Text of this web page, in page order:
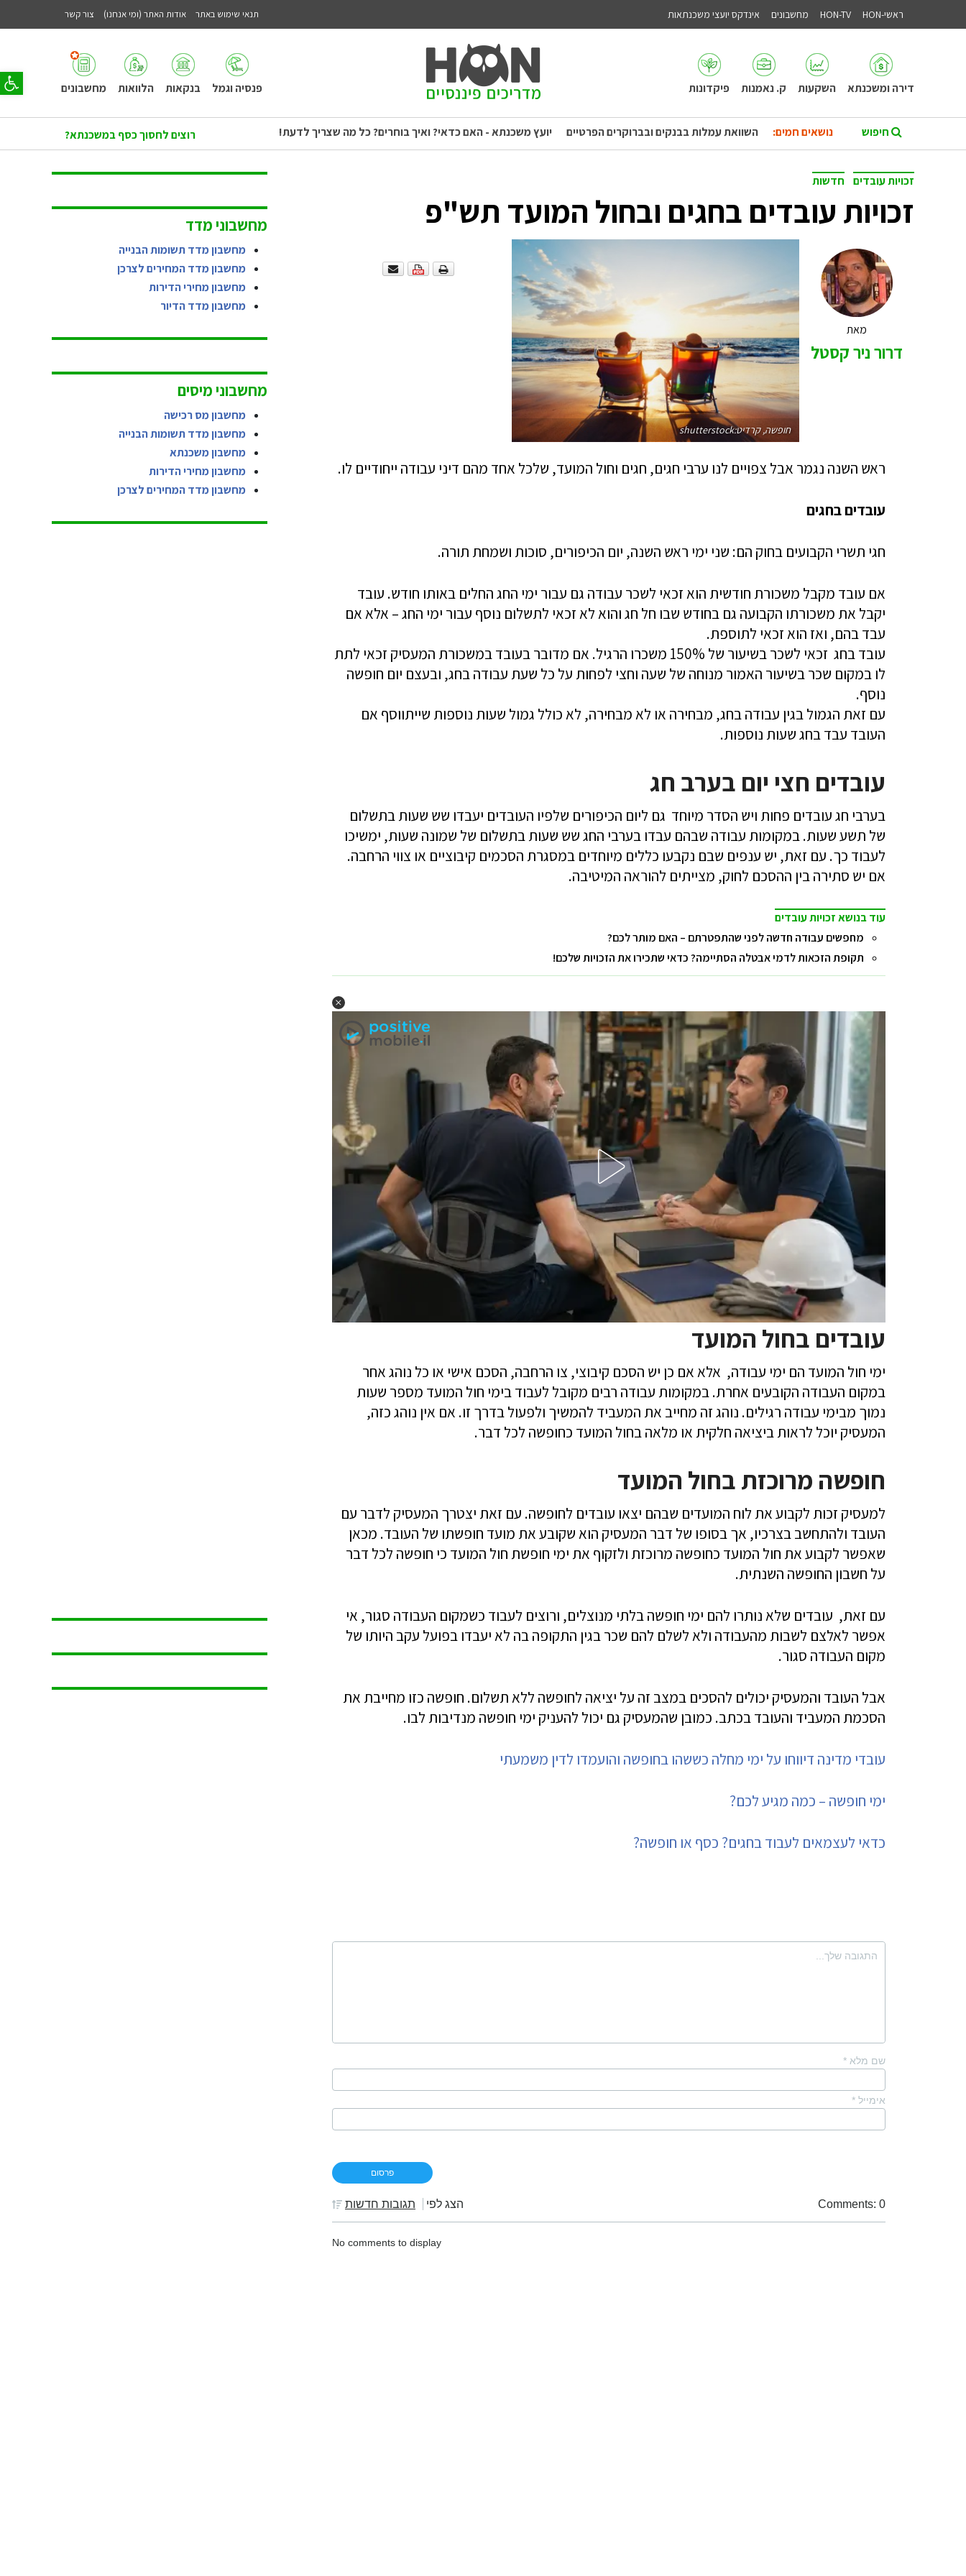
פתח
תנאי שימוש באתר אודות האתר (ומי אנחנו) צור קשר ראשי-HON HON-TV מחשבונים אינדקס יועצי משכנתאות
דירה ומשכנתא השקעות ק. נאמנות פיקדונות פנסיה וגמל בנקאות הלוואות מחשבונים
נושאים חמים: רוצים לחסוך כסף במשכנתא? השוואת עמלות בבנקים ובברוקרים הפרטיים יועץ משכנתא - האם כדאי? ואיך בוחרים? כל מה שצריך לדעת!
זכויות עובדים חדשות
זכויות עובדים בחגים ובחול המועד תש"פ
מאת
דרור ניר קסטל
חופשה, קרדיט:shutterstock
ראש השנה נגמר אבל צפויים לנו ערבי חגים, חגים וחול המועד, שלכל אחד מהם דיני עבודה ייחודיים לו.
עובדים בחגים
חגי תשרי הקבועים בחוק הם: שני ימי ראש השנה, יום הכיפורים, סוכות ושמחת תורה.
אם עובד מקבל משכורת חודשית הוא זכאי לשכר עבודה גם עבור ימי החג החלים באותו חודש. עובד
יקבל את משכורתו הקבועה גם בחודש שבו חל חג והוא לא זכאי לתשלום נוסף עבור ימי החג – אלא אם
עבד בהם, ואז הוא זכאי לתוספת.
עובד בחג זכאי לשכר בשיעור של 150% משכרו הרגיל. אם מדובר בעובד במשכורת המעסיק זכאי לתת
לו במקום שכר בשיעור האמור מנוחה של שעה וחצי לפחות על כל שעת עבודה בחג, ובעצם יום חופשה
נוסף.
עם זאת הגמול בגין עבודה בחג, מבחירה או לא מבחירה, לא כולל גמול שעות נוספות שייתווסף אם
העובד עבד בחג שעות נוספות.
עובדים חצי יום בערב חג
בערבי חג עובדים פחות ויש הסדר מיוחד גם ליום הכיפורים שלפיו העובדים יעבדו שש שעות בתשלום
של תשע שעות. במקומות עבודה שבהם עבדו בערבי החג שש שעות בתשלום של שמונה שעות, ימשיכו
לעבוד כך. עם זאת, יש ענפים שבם נקבעו כללים מיוחדים במסגרת הסכמים קיבוציים או צווי הרחבה.
אם יש סתירה בין ההסכם לחוק, מצייתים להוראה המיטיבה.
עוד בנושא זכויות עובדים
מחפשים עבודה חדשה לפני שהתפטרתם – האם מותר לכם?
תקופת הזכאות לדמי אבטלה הסתיימה? כדאי שתכירו את הזכויות שלכם!
עובדים בחול המועד
ימי חול המועד הם ימי עבודה, אלא אם כן יש הסכם קיבוצי, צו הרחבה, הסכם אישי או כל נוהג אחר
במקום העבודה הקובעים אחרת. במקומות עבודה רבים מקובל לעבוד בימי חול המועד מספר שעות
נמוך מבימי עבודה רגילים. נוהג זה מחייב את המעביד להמשיך ולפעול בדרך זו. אם אין נוהג כזה,
המעסיק יוכל לראות ביציאה חלקית או מלאה בחול המועד כחופשה לכל דבר.
חופשה מרוכזת בחול המועד
למעסיק זכות לקבוע את לוח המועדים שבהם יצאו עובדים לחופשה. עם זאת יצטרך המעסיק לדבר עם
העובד ולהתחשב בצרכיו, אך בסופו של דבר המעסיק הוא שקובע את מועד חופשתו של העובד. מכאן
שאפשר לקבוע את חול המועד כחופשה מרוכזת ולזקוף את ימי חופשת חול המועד כי חופשה לכל דבר
על חשבון החופשה השנתית.
עם זאת, עובדים שלא נותרו להם ימי חופשה בלתי מנוצלים, ורוצים לעבוד כשמקום העבודה סגור, אי
אפשר לאלצם לשבות מהעבודה ולא לשלם להם שכר בגין התקופה בה לא יעבדו בפועל עקב היותו של
מקום העבודה סגור.
אבל העובד והמעסיק יכולים להסכים במצב זה על יציאה לחופשה ללא תשלום. חופשה כזו מחייבת את
הסכמת המעביד והעובד בכתב. כמובן שהמעסיק גם יכול להעניק ימי חופשה מנדיבות לבו.
עובדי מדינה דיווחו על ימי מחלה כששהו בחופשה והועמדו לדין משמעתי
ימי חופשה – כמה מגיע לכם?
כדאי לעצמאים לעבוד בחגים? כסף או חופשה?
שם מלא *
אימייל *
Comments: 0 הצג לפי תגובות חדשות
No comments to display
מחשבוני מדד
מחשבון מדד תשומות הבנייה
מחשבון מדד המחירים לצרכן
מחשבון מחירי הדירות
מחשבון מדד הדיור
מחשבוני מיסים
מחשבון מס רכישה
מחשבון מדד תשומות הבנייה
מחשבון משכנתא
מחשבון מחירי הדירות
מחשבון מדד המחירים לצרכן